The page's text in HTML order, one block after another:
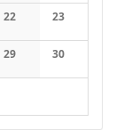
22 23
29 30